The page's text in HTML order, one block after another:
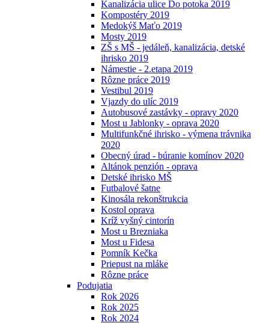
Kanalizácia ulice Do potoka 2019
Kompostéry 2019
Medokýš Maťo 2019
Mosty 2019
ZŠ s MŠ - jedáleň, kanalizácia, detské
ihrisko 2019
Námestie - 2.etapa 2019
Rôzne práce 2019
Vestibul 2019
Vjazdy do ulíc 2019
Autobusové zastávky - opravy 2020
Most u Jablonky - oprava 2020
Multifunkčné ihrisko - výmena trávnika
2020
Obecný úrad - búranie komínov 2020
Altánok penzión - oprava
Detské ihrisko MŠ
Futbalové šatne
Kinosála rekonštrukcia
Kostol oprava
Kríž vyšný cintorín
Most u Brezniaka
Most u Fidesa
Pomník Kečka
Priepust na mláke
Rôzne práce
Podujatia
Rok 2026
Rok 2025
Rok 2024